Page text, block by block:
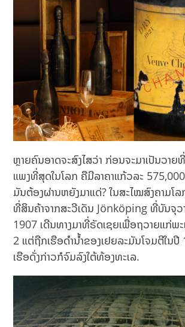
ຫຼາຍຄົນອາດຈະສົງໄສວ່າ ກ່ອນຈະມາເປັນວາຍ
ແພງທີ່ສຸດໃນໂລກ ຄືມີລາຄາແກ້ວລະ
ມັນຕ້ອງຜ່ານຫຍັງມາແດ່? ໃນສະໄໝສົງຄາມໂ
ທີ່ສິນຄ້າຈາກສະວີເດັນ Jönköping ທີ່ບັນຈຸ
1907 ເດີນທາງມາທີ່ຣັດເຊຍເພື່ອຖວາຍແກ່ພ
2 ແຕ່ຖືກເຮືອດຳນ້ຳຂອງເຢຍລະມັນໂຈມຕີໃນ
ເຮືອດັ່ງກ່າວກໍຈົມລົງໃຕ້ທ້ອງທະເລ.